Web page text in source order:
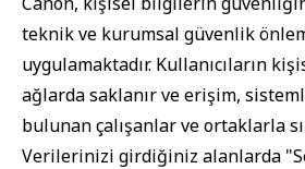
teknik ve kurumsal güvenlik
uygulamaktadır. Kullanıcıların
ağlarda saklanır ve erişim,
bulunan çalışanlar ve ortaklarla
Verilerinizi girdiğiniz alanlarda